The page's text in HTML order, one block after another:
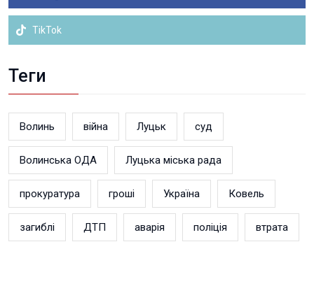
TikTok
Теги
Волинь війна Луцьк суд
Волинська ОДА Луцька міська рада
прокуратура гроші Україна Ковель
загиблі ДТП аварія поліція втрата